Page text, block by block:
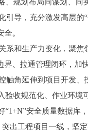
引导，充分激发高层的
。
系和生产力变化，聚焦
界、拉通管理闭环，加
触角延伸到项目开发、
收规范化、作业环境
安全质量数据库
突出工程项目一线，坚